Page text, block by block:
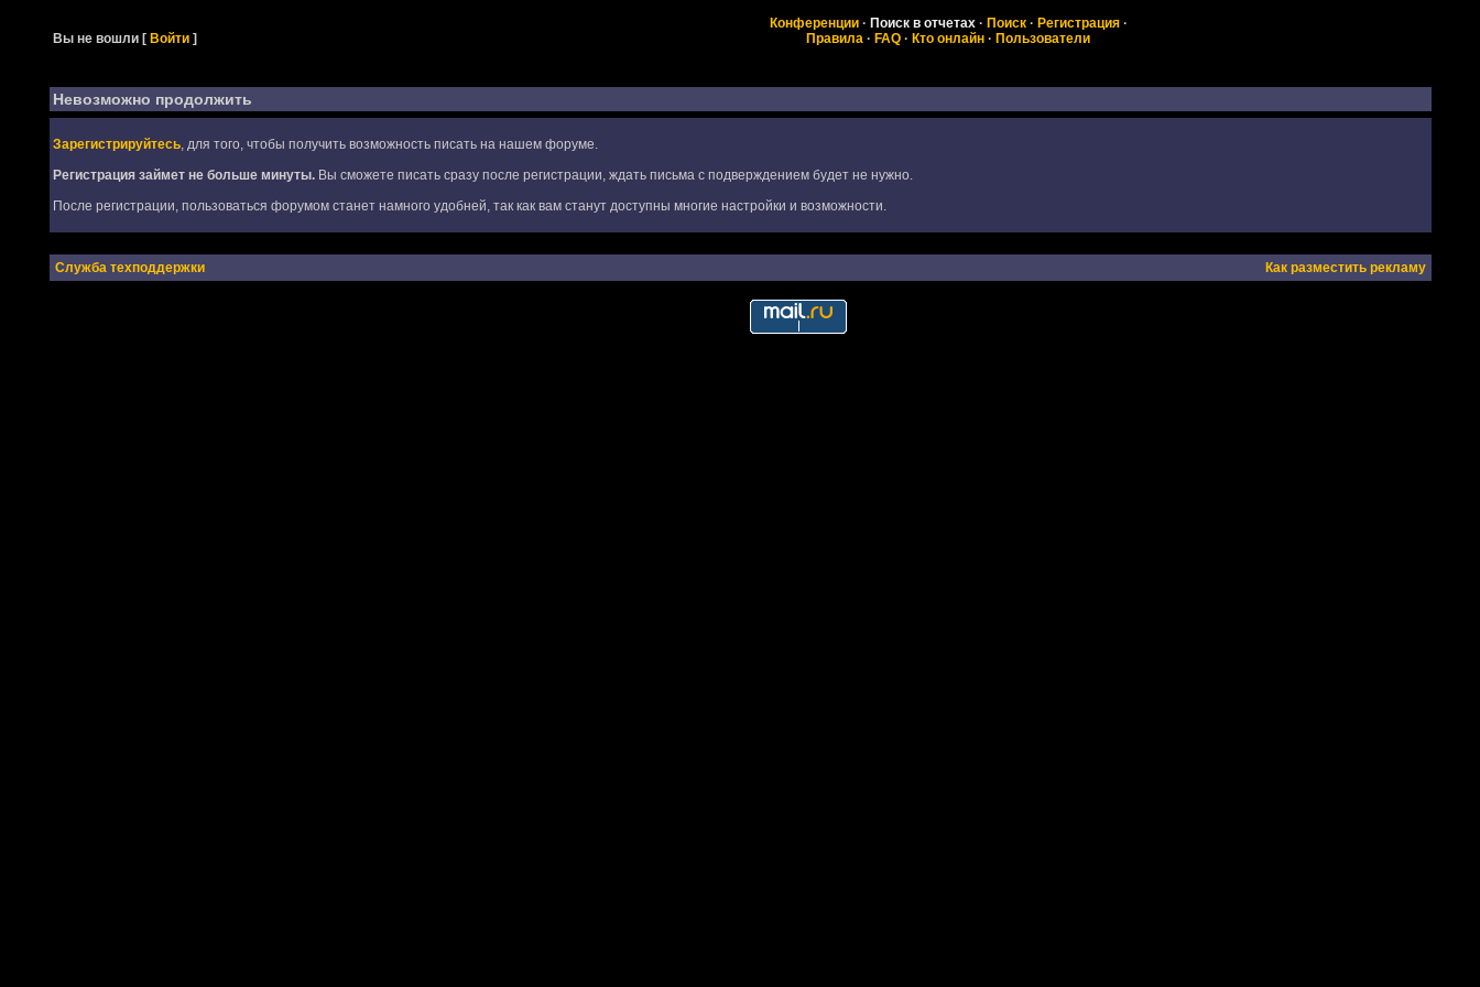
Вы не вошли [Войти ]
Конференции· Поиск в отчетах· Поиск· Регистрация·
Правила · FAQ · Кто онлайн · Пользователи
Невозможно продолжить
Зарегистрируйтесь, для того, чтобы получить возможность писать на нашем форуме.
Регистрация займет не больше минуты.Вы сможете писать сразу после регистрации, ждать письма с подверждением будет не нужно.
После регистрации, пользоваться форумом станет намного удобней, так как вам станут доступны многие настройки и возможности.
Служба техподдержки Как разместить рекламу